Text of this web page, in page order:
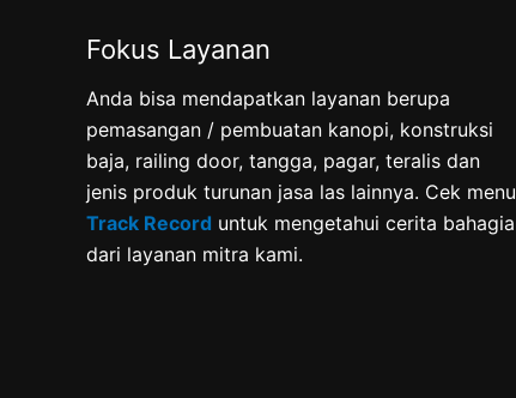
Fokus Layanan
Anda bisa mendapatkan layanan berupa
pemasangan / pembuatan kanopi, konstruksi
baja, railing door, tangga, pagar, teralis dan
jenis produk turunan jasa las lainnya. Cek menu
Track Record untuk mengetahui cerita bahagia
dari layanan mitra kami.